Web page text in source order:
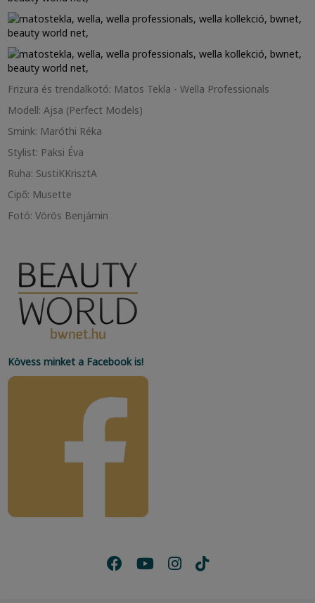
Frizura és trendalkotó: Matos Tekla - Wella Professionals
Modell: Ajsa (Perfect Models)
Smink: Maróthi Réka
Stylist: Paksi Éva
Ruha: SustiKKrisztA
Cipő: Musette
Fotó: Vörös Benjámin
Kövess minket a Facebook is!